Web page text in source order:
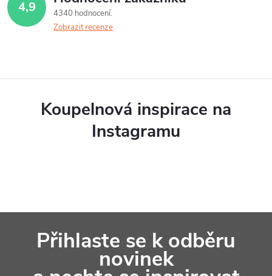
p
k
s
v 4,9
4340 hodnocení
Zobrazit recenze
Koupelnová inspirace na
Instagramu
Přihlaste se k odběru
novinek